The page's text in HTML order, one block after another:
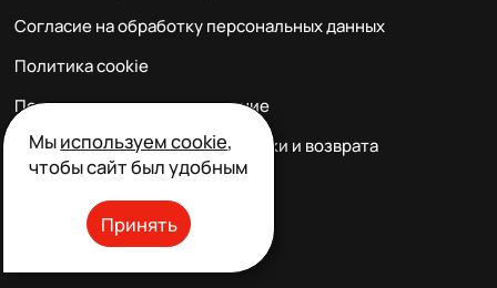
Согласие на обработку персональных данных
Политика cookie
Пользовательское соглашение
Правила заказа, оплаты, доставки и возврата
Реквизиты и контакты
Мыиспользуем cookie,
чтобы сайт был удобным
Принять